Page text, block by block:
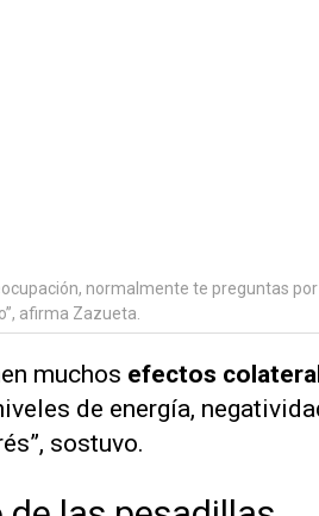
normalmente te preguntas
afirma Zazueta.
muchos efectos
de energía,
sostuvo.